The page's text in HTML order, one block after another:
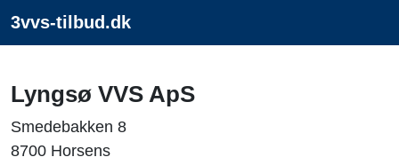
3vvs-tilbud.dk
Lyngsø VVS ApS
Smedebakken 8
8700 Horsens